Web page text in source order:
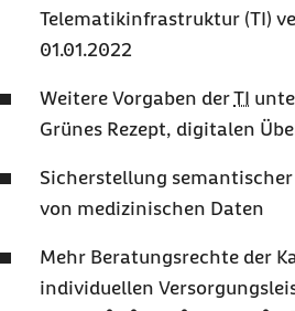
Telematikinfrastruktur (TI)
01.01.2022
Weitere Vorgaben derTI
Grünes Rezept, digitalen
Sicherstellung
von medizinischen Daten
Mehr Beratungsrechte der
individuellen